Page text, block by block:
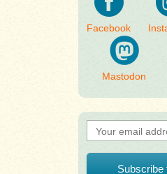
Facebook
Mastodon